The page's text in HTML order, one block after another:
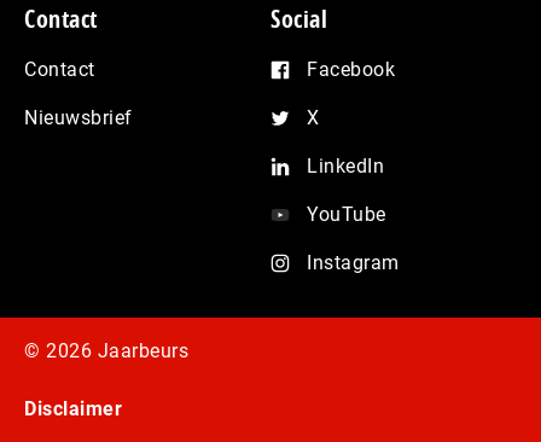
Contact
Contact
Nieuwsbrief
Social
Facebook
X
LinkedIn
YouTube
Instagram
© 2026 Jaarbeurs
Disclaimer